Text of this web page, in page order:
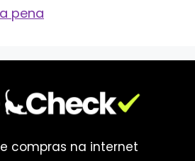
pena
compras na internet